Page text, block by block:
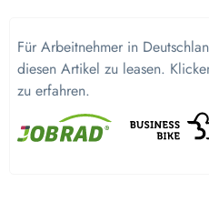
Für Arbeitnehmer in
diesen Artikel zu leasen.
zu erfahren.